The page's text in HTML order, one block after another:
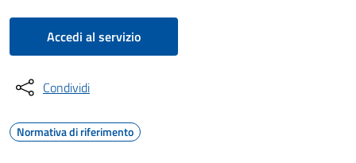
Accedi al servizio
Condividi
Normativa di riferimento